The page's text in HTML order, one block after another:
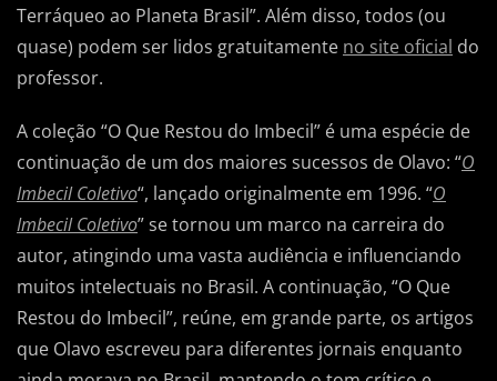
Terráqueo ao Planeta Brasil”. Além disso, todos (ou
quase) podem ser lidos gratuitamente no site oficial do
professor.
A coleção “O Que Restou do Imbecil” é uma espécie de
continuação de um dos maiores sucessos de Olavo: “O
Imbecil Coletivo“, lançado originalmente em 1996. “O
Imbecil Coletivo” se tornou um marco na carreira do
autor, atingindo uma vasta audiência e influenciando
muitos intelectuais no Brasil. A continuação, “O Que
Restou do Imbecil”, reúne, em grande parte, os artigos
que Olavo escreveu para diferentes jornais enquanto